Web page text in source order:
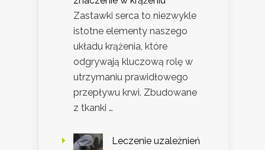
Zastawki serca to niezwykle
istotne elementy naszego
układu krążenia, które
odgrywają kluczową rolę w
utrzymaniu prawidłowego
przepływu krwi. Zbudowane
z tkanki …
Leczenie uzależnień